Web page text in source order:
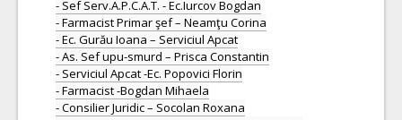
- Sef Serv.A.P.C.A.T. - Ec.Iurcov Bogdan
- Farmacist Primar şef – Neamţu Corina
- Ec. Gurău Ioana – Serviciul Apcat
- As. Sef upu-smurd – Prisca Constantin
- Serviciul Apcat -Ec. Popovici Florin
- Farmacist -Bogdan Mihaela
- Consilier Juridic – Socolan Roxana